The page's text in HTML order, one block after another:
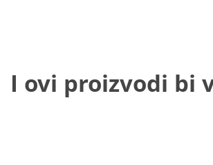
I ovi proizvodi bi